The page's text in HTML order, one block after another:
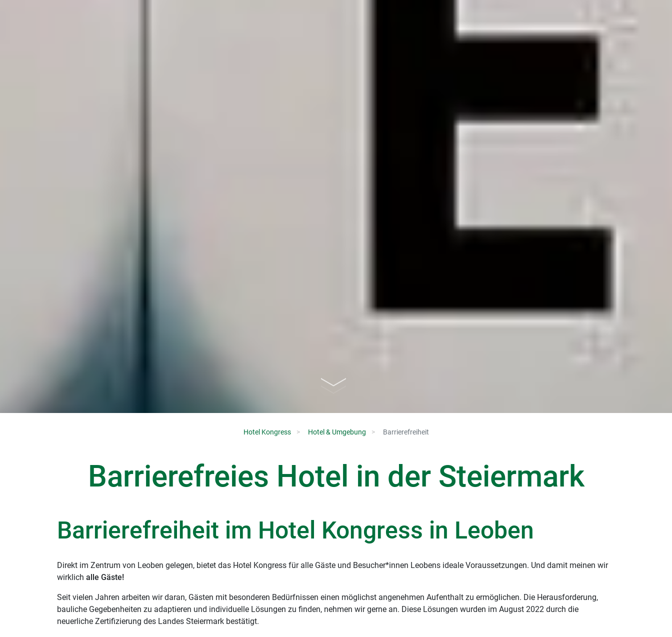
Hotel Kongress Hotel & Umgebung Barrierefreiheit
Barrierefreies Hotel in der Steiermark
Barrierefreiheit im Hotel Kongress in Leoben
Direkt im Zentrum von Leoben gelegen, bietet das Hotel Kongress für alle Gäste und Besucher*innen Leobens ideale Voraussetzungen. Und damit meinen wir
wirklich alle Gäste!
Seit vielen Jahren arbeiten wir daran, Gästen mit besonderen Bedürfnissen einen möglichst angenehmen Aufenthalt zu ermöglichen. Die Herausforderung,
bauliche Gegebenheiten zu adaptieren und individuelle Lösungen zu finden, nehmen wir gerne an. Diese Lösungen wurden im August 2022 durch die
neuerliche Zertifizierung des Landes Steiermark bestätigt.